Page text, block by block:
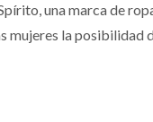
una marca de
mujeres la posibilidad